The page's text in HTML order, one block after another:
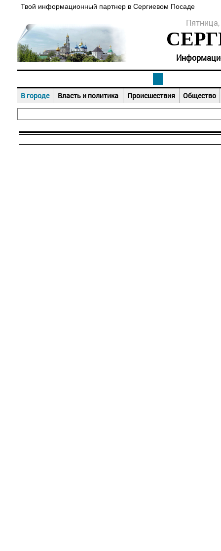
Твой информационный партнер в Сергиевом Посаде
Пятница,
В городе Власть и политика Происшествия Общество